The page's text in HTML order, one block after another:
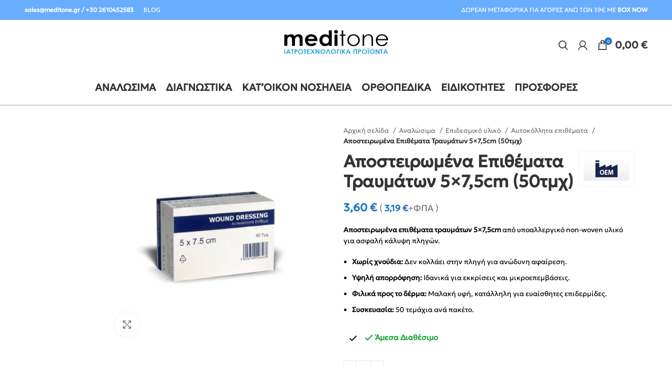
sales@meditone.gr / +30 2610452583 BLOG ΔΩΡΕΑΝ ΜΕΤΑΦΟΡΙΚΑ ΓΙΑ ΑΓΟΡΕΣ ΑΝΩ ΤΩΝ 39€ ΜΕ BOX NOW
0 0,00€
ΑΝΑΛΏΣΙΜΑ ΔΙΑΓΝΩΣΤΙΚΆ ΚΑΤ’ΟΊΚΟΝ ΝΟΣΗΛΕΊΑ ΟΡΘΟΠΕΔΙΚΆ ΕΙΔΙΚΌΤΗΤΕΣ ΠΡΟΣΦΟΡΈΣ
Αρχική σελίδα Αναλώσιμα Επιδεσμικό υλικό
Αυτοκόλλητα επιθέματα
Αποστειρωμένα Επιθέματα Τραυμάτων 5×7,5cm (50τμχ)
Αποστειρωμένα Επιθέματα
Τραυμάτων 5×7,5cm (50τμχ)
3,60€ ( 3,19€+ΦΠΑ )
Αποστειρωμένα επιθέματα τραυμάτων 5×7,5cmαπό υποαλλεργικό non-woven υλικό
για ασφαλή κάλυψη πληγών.
Χωρίς χνούδια:Δεν κολλάει στην πληγή για ανώδυνη αφαίρεση.
Υψηλή απορρόφηση: Ιδανικά για εκκρίσεις και μικροεπεμβάσεις.
Φιλικά προς το δέρμα: Μαλακή υφή, κατάλληλη για ευαίσθητες επιδερμίδες.
Συσκευασία:50 τεμάχια ανά πακέτο.
Άμεσα Διαθέσιμο